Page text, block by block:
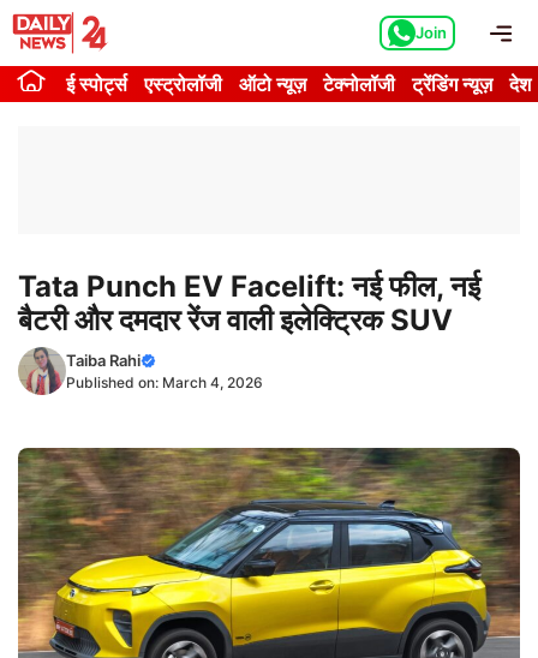
Skip
content
Join
ई स्पोर्ट्स एस्ट्रोलॉजी ऑटो न्यूज़ टेक्नोलॉजी ट्रेंडिंग न्यूज़ देश
Tata Punch EV Facelift: नई फील, नई
बैटरी और दमदार रेंज वाली इलेक्ट्रिक SUV
Taiba Rahi
Published on: March 4, 2026